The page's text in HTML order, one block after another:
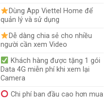
Dùng App Viettel Home để
quản lý và sử dụng
Dễ dàng chia sẻ cho nhiều
người cần xem Video
Khách hàng được tặng 1 gói
Data 4G miễn phí khi xem lại
Camera
Chi phí ban đầu cao hơn mua